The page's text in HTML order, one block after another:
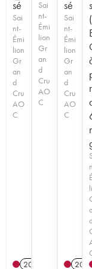
sé
Sai
nt-
Émi
lion
Gr
an
d
Cru
AO
C
2016
Sai
nt-
Émi
lion
Gr
an
d
Cru
AO
C
sé
Sai
nt-
Émi
lion
Gr
an
d
Cru
AO
C